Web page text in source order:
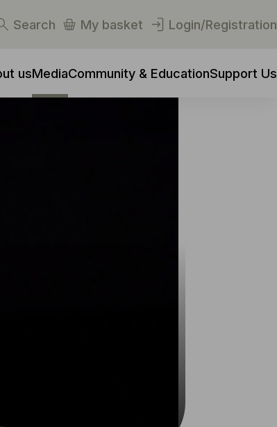
Search My basket Login/Registration
usMediaCommunity & EducationSupport Us